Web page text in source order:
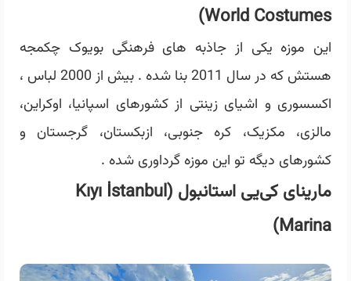
World Costumes)
این موزه یکی از جاذبه های فرهنگی بویوک چکمجه
هستش که در سال 2011 بنا شده . بیش از 2000 لباس ،
اکسسوری و اشیای زینتی از کشورهای اسپانیا، اوکراین،
مالزی، مکزیک، کره جنوبی، ازبکستان، گرجستان و
کشورهای دیگه تو این موزه گرداوری شده .
مارینای کی‌یی استانبول (Kıyı İstanbul
Marina)